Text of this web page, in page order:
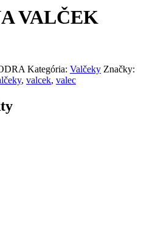
VALČEK
Kategória: Valčeky Značky:
, valcek, valec